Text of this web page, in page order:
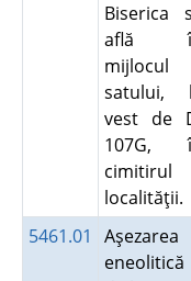
Biserica
află
mijlocul
satului,
vest de
107G,
cimitirul
localităţii.
5461.01
Aşezarea
eneolitică